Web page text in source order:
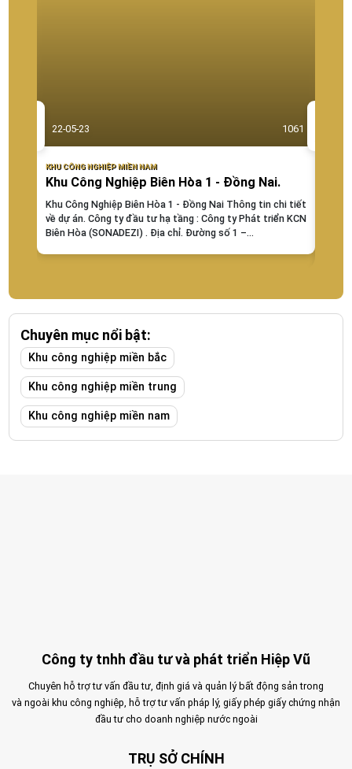
22-05-23 1061
KHU CÔNG NGHIỆP MIỀN NAM
Khu Công Nghiệp Biên Hòa 1 - Đồng Nai.
Khu Công Nghiệp Biên Hòa 1 - Đồng Nai Thông tin chi tiết
về dự án. Công ty đầu tư hạ tầng : Công ty Phát triển KCN
Biên Hòa (SONADEZI) . Địa chỉ. Đường số 1 –...
Chuyên mục nổi bật:
Khu công nghiệp miền bắc
Khu công nghiệp miền trung
Khu công nghiệp miền nam
Công ty tnhh đầu tư và phát triển Hiệp Vũ
Chuyên hỗ trợ tư vấn đầu tư, định giá và quản lý bất động sản trong
và ngoài khu công nghiệp, hỗ trợ tư vấn pháp lý, giấy phép giấy chứng nhận
đầu tư cho doanh nghiệp nước ngoài
TRỤ SỞ CHÍNH